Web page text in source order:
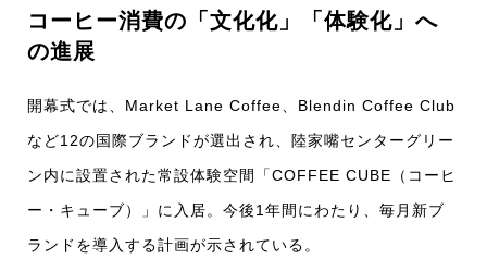
コーヒー消費の「文化化」「体験化」へ
の進展
開幕式では、Market Lane Coffee、Blendin Coffee Club
など12の国際ブランドが選出され、陸家嘴センターグリー
ン内に設置された常設体験空間「COFFEE CUBE（コーヒ
ー・キューブ）」に入居。今後1年間にわたり、毎月新ブ
ランドを導入する計画が示されている。